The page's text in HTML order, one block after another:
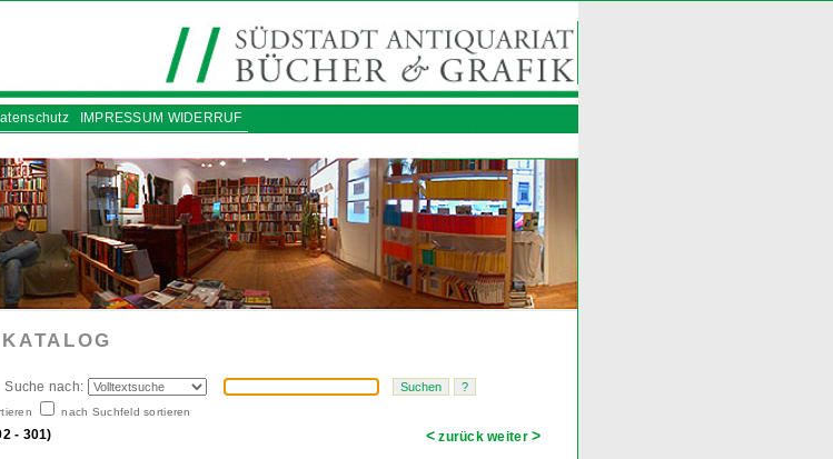
IMPRESSUM WIDERRUF
Suche nach:
nach Suchfeld sortieren
- 301) < zurück weiter>